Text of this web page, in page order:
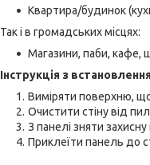
Квартира/будинок
Так і в громадських місцях:
Магазини, паби, кафе,
Інструкція з
Виміряти поверхню,
Очистити стіну від
З панелі зняти захисну
Приклеїти панель до